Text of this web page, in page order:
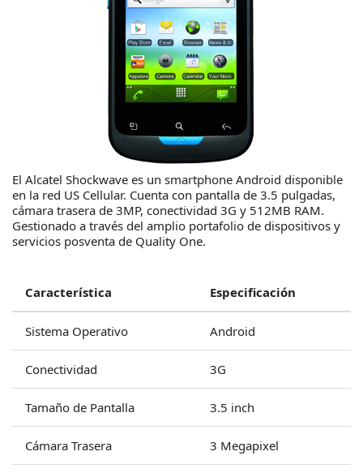
El Alcatel Shockwave es un smartphone Android disponible
en la red US Cellular. Cuenta con pantalla de 3.5 pulgadas,
cámara trasera de 3MP, conectividad 3G y 512MB RAM.
Gestionado a través del amplio portafolio de dispositivos y
servicios posventa de Quality One.
Característica Especificación
Sistema Operativo Android
Conectividad 3G
Tamaño de Pantalla 3.5 inch
Cámara Trasera 3 Megapixel